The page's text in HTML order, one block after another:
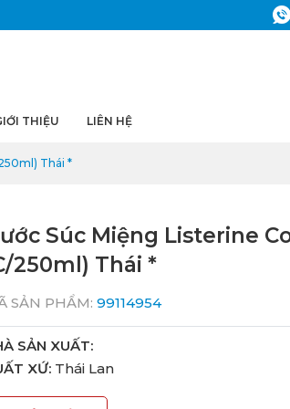
THIỆU LIÊN HỆ
Thái *
Súc Miệng Listerine
250ml) Thái *
SẢN PHẨM: 99114954
SẢN XUẤT:
XỨ: Thái Lan